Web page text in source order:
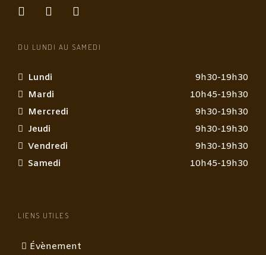
DU LUNDI AU SAMEDI
Lundi
9h30-19h30
Mardi
10h45-19h30
Mercredi
9h30-19h30
Jeudi
9h30-19h30
Vendredi
9h30-19h30
Samedi
10h45-19h30
LIENS UTILES
Évènement